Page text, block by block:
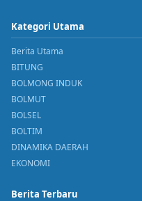
Kategori Utama
Berita Utama
BITUNG
BOLMONG INDUK
BOLMUT
BOLSEL
BOLTIM
DINAMIKA DAERAH
EKONOMI
Berita Terbaru